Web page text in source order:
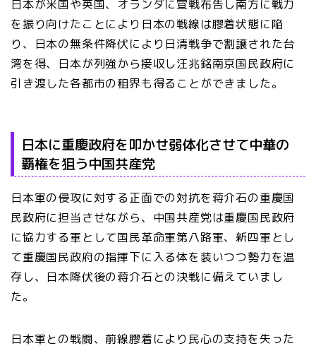
日本が米国や英国、オランダに宣戦布告し南方に戦力
を振り向けたことにより日本の戦線は膠着状態に陥
り、日本の無条件降伏により日清戦争で割譲された台
湾を得、日本が列強から接収し汪兆銘南京国民政府に
引き渡した各都市の租界も得ることができました。
日本に重慶政府を叩かせ弱体化させて中華の
覇権を狙う中国共産党
日本軍の侵攻に対する正面での対抗を蒋介石の重慶国
民政府に担当させながら、中国共産党は重慶国民政府
に協力する軍として国民革命軍第八路軍、新四軍とし
て重慶国民政府の指揮下に入る体を装いつつ勢力を温
存し、日本降伏後の蒋介石との決戦に備えていまし
た。
日本軍との戦闘、前線膠着により民心の支持を失った